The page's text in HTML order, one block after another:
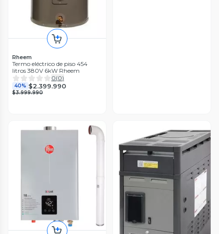
Rheem
Termo eléctrico de piso 454
litros 380V 6kW Rheem
0(0)
40% $2.399.990
$3.999.990